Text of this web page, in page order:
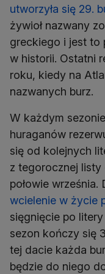
utworzyła się 29.
żywioł nazwany
greckiego i jest to
w historii. Ostatni
roku, kiedy na
nazwanych burz.
W każdym
huraganów
się od kolejnych
z tegorocznej
połowie września.
wcielenie w życie
sięgnięcie po
sezon kończy się
tej dacie każda
będzie do niego